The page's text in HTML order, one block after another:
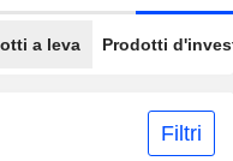
a leva Prodotti
Filtri